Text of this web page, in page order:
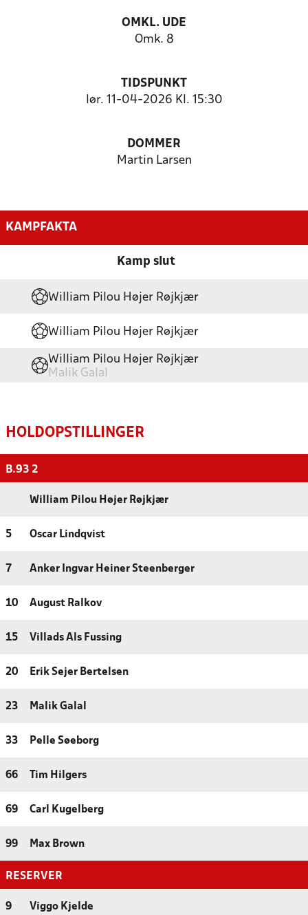
OMKL. UDE
Omk. 8
TIDSPUNKT
lør. 11-04-2026 Kl. 15:30
DOMMER
Martin Larsen
KAMPFAKTA
Kamp slut
William Pilou Højer Røjkjær
William Pilou Højer Røjkjær
William Pilou Højer Røjkjær
Malik Galal
HOLDOPSTILLINGER
B.93 2
William Pilou Højer Røjkjær
5 Oscar Lindqvist
7 Anker Ingvar Heiner Steenberger
10 August Ralkov
15 Villads Als Fussing
20 Erik Sejer Bertelsen
23 Malik Galal
33 Pelle Søeborg
66 Tim Hilgers
69 Carl Kugelberg
99 Max Brown
RESERVER
9 Viggo Kjelde